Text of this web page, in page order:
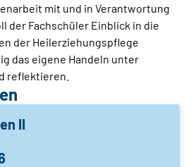
mit und in Verantwortung
der Fachschüler Einblick in die
der Heilerziehungspflege
das eigene Handeln unter
reflektieren.
II